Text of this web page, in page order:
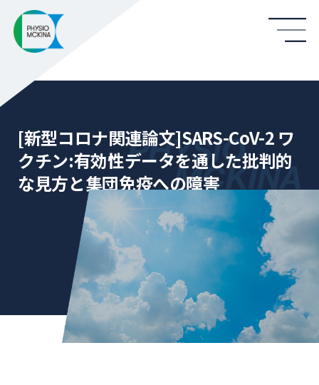
[新型コロナ関連論文]SARS-CoV-2 ワ
クチン:有効性データを通した批判的
な見方と集団免疫への障害